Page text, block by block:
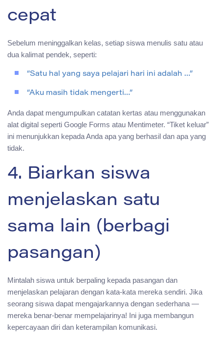
cepat
Sebelum meninggalkan kelas, setiap siswa menulis satu atau
dua kalimat pendek, seperti:
“Satu hal yang saya pelajari hari ini adalah …”
“Aku masih tidak mengerti…”
Anda dapat mengumpulkan catatan kertas atau menggunakan
alat digital seperti Google Forms atau Mentimeter. “Tiket keluar”
ini menunjukkan kepada Anda apa yang berhasil dan apa yang
tidak.
4. Biarkan siswa
menjelaskan satu
sama lain (berbagi
pasangan)
Mintalah siswa untuk berpaling kepada pasangan dan
menjelaskan pelajaran dengan kata-kata mereka sendiri. Jika
seorang siswa dapat mengajarkannya dengan sederhana —
mereka benar-benar mempelajarinya! Ini juga membangun
kepercayaan diri dan keterampilan komunikasi.